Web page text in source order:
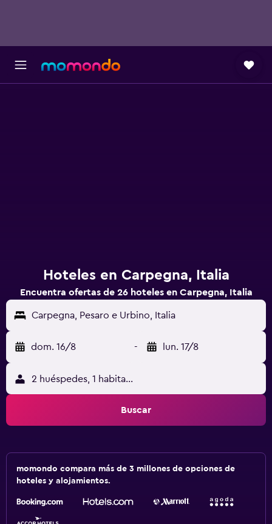
Hoteles en Carpegna, Italia
Encuentra ofertas de 26 hoteles en Carpegna, Italia
Carpegna, Pesaro e Urbino, Italia
dom. 16/8 - lun. 17/8
2 huéspedes, 1 habitación
Buscar
momondo compara más de 3 millones de opciones de
hoteles y alojamientos.